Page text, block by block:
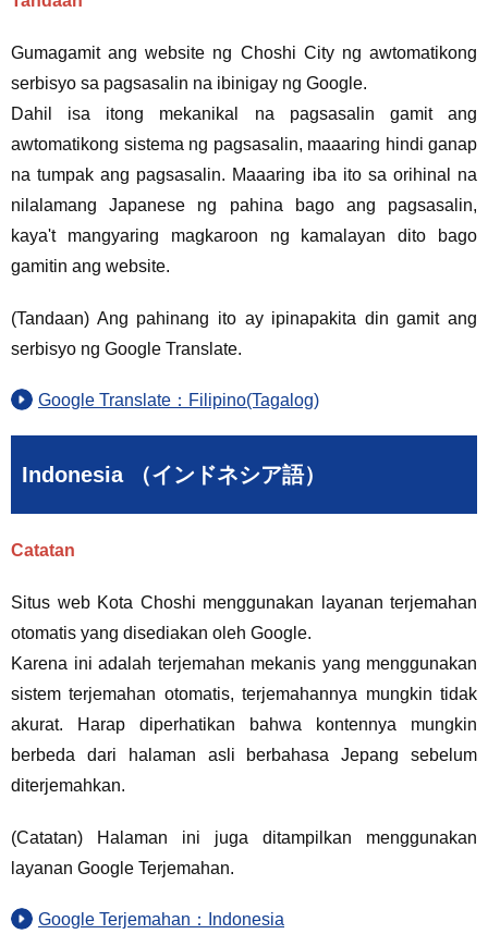
Gumagamit ang website ng Choshi City ng awtomatikong
serbisyo sa pagsasalin na ibinigay ng Google.
Dahil isa itong mekanikal na pagsasalin gamit ang
awtomatikong sistema ng pagsasalin, maaaring hindi ganap
na tumpak ang pagsasalin. Maaaring iba ito sa orihinal na
nilalamang Japanese ng pahina bago ang pagsasalin,
kaya't mangyaring magkaroon ng kamalayan dito bago
gamitin ang website.
(Tandaan) Ang pahinang ito ay ipinapakita din gamit ang
serbisyo ng Google Translate.
Google Translate：Filipino(Tagalog)
Indonesia （インドネシア語）
Catatan
Situs web Kota Choshi menggunakan layanan terjemahan
otomatis yang disediakan oleh Google.
Karena ini adalah terjemahan mekanis yang menggunakan
sistem terjemahan otomatis, terjemahannya mungkin tidak
akurat. Harap diperhatikan bahwa kontennya mungkin
berbeda dari halaman asli berbahasa Jepang sebelum
diterjemahkan.
(Catatan) Halaman ini juga ditampilkan menggunakan
layanan Google Terjemahan.
Google Terjemahan：Indonesia